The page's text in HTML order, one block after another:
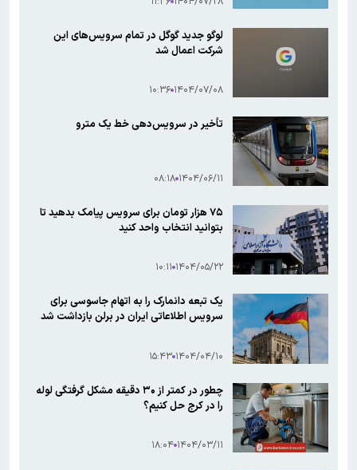
لوگو جدید گوگل در تمام سرویس‌های این
شرکت اعمال شد
۱۴۰۴/۰۷/۰۸ ۱۰:۳۶
تأخیر در سرویس‌دهی خط یک مترو
۱۴۰۴/۰۶/۱۱ ۰۸:۱۸
۷۵ هزار تومان برای سرویس پیامک بدهید تا
بتوانید انتخاب واحد کنید
۱۴۰۴/۰۵/۲۲ ۱۰:۱۱
یک تبعه دانمارک را به اتهام جاسوسی برای
سرویس اطلاعاتی ایران در برلن بازداشت شد
۱۴۰۴/۰۴/۱۰ ۱۵:۴۳
چطور در کمتر از ۳۰ دقیقه مشکل گرفتگی لوله
را در کرج حل کنیم؟
۱۴۰۴/۰۳/۱۱ ۱۸:۰۴